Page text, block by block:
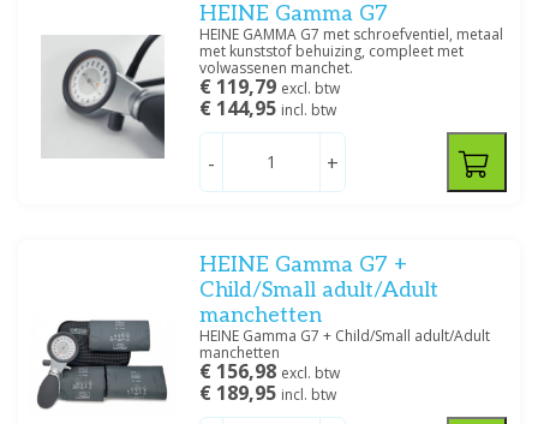
HEINE Gamma G7
HEINE GAMMA G7 met schroefventiel, metaal
met kunststof behuizing, compleet met
volwassenen manchet.
€ 119,79 excl. btw
€ 144,95 incl. btw
- +
HEINE Gamma G7 +
Child/Small adult/Adult
manchetten
HEINE Gamma G7 + Child/Small adult/Adult
manchetten
€ 156,98 excl. btw
€ 189,95 incl. btw